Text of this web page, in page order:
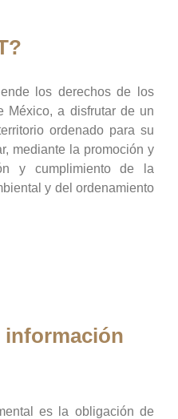
los derechos de los
México, a disfrutar de un
ordenado para su
mediante la promoción y
y cumplimiento de la
y del ordenamiento
información
es la obligación de